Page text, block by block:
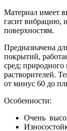
Материал имеет
гасит вибрацию,
поверхностям.
Предназначена
покрытий,
сред;
растворителей.
от минус 60 до
Особенности:
Очень